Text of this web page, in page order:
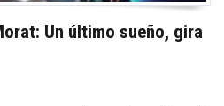
Un último sueño, gira